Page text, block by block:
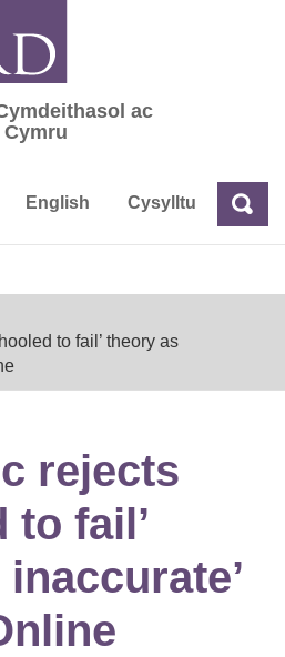
Cymdeithasol ac
ac
English Cysylltu Chwilio
to fail’ theory as
rejects
to fail’